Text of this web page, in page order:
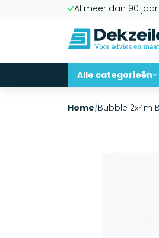
Al meer dan 90
Alle categorieën
Home/Bubble 2x4m